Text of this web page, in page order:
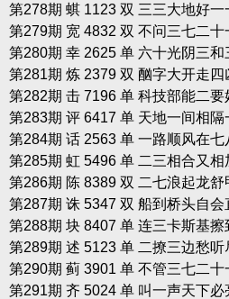
第278期 蜞 1123 双 三三大地好
第279期 宽 4832 双 不问三七二
第280期 幸 2625 单 六十光阴三
第281期 炼 2379 双 酗字大开走
第282期 击 7196 单 科技部能二
第283期 评 6417 单 天地一间相
第284期 话 2563 单 一路顺风在
第285期 虹 5496 单 二三相合又
第286期 陈 8389 双 二七浪起龙
第287期 诛 5347 双 船到桥头自
第288期 块 8407 单 连三卡斯基擦
第289期 述 5123 单 二撩三边愁
第290期 蓟 3901 单 不管三七二
第291期 齐 5024 单 叫一声天下